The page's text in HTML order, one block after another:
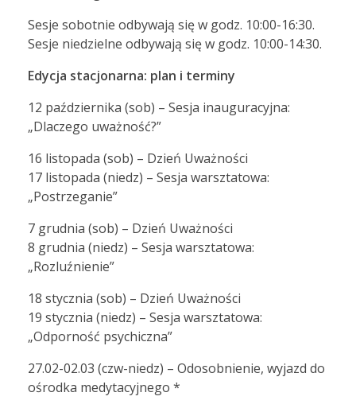
Sesje sobotnie odbywają się w godz. 10:00-16:30.
Sesje niedzielne odbywają się w godz. 10:00-14:30.
Edycja stacjonarna: plan i terminy
12 października (sob) – Sesja inauguracyjna:
„Dlaczego uważność?”
16 listopada (sob) – Dzień Uważności
17 listopada (niedz) – Sesja warsztatowa:
„Postrzeganie”
7 grudnia (sob) – Dzień Uważności
8 grudnia (niedz) – Sesja warsztatowa:
„Rozluźnienie”
18 stycznia (sob) – Dzień Uważności
19 stycznia (niedz) – Sesja warsztatowa:
„Odporność psychiczna”
27.02-02.03 (czw-niedz) – Odosobnienie, wyjazd do
ośrodka medytacyjnego *